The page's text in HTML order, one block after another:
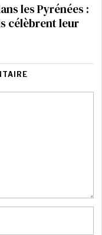
les Pyrénées :
célèbrent leur